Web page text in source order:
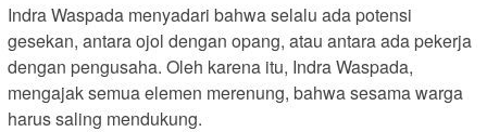
Indra Waspada menyadari bahwa selalu ada potensi
gesekan, antara ojol dengan opang, atau antara ada pekerja
dengan pengusaha. Oleh karena itu, Indra Waspada,
mengajak semua elemen merenung, bahwa sesama warga
harus saling mendukung.